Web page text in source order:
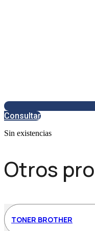
Consultar
Sin existencias
Otros
TONER BROTHER